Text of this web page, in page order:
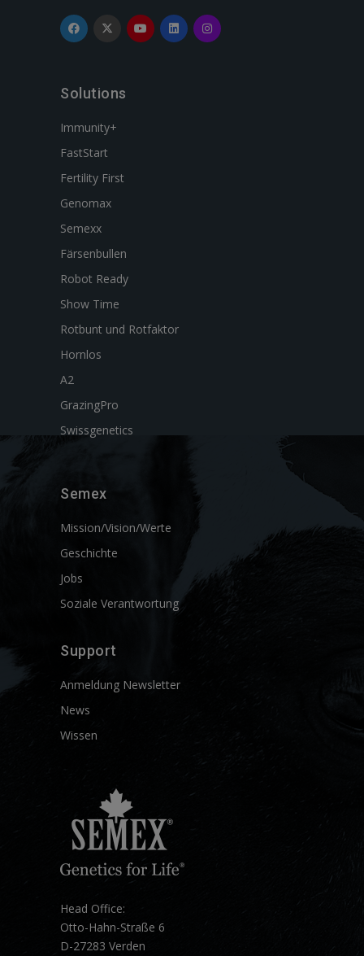
Solutions
Immunity+
FastStart
Fertility First
Genomax
Semexx
Färsenbullen
Robot Ready
Show Time
Rotbunt und Rotfaktor
Hornlos
A2
GrazingPro
Swissgenetics
Semex
Mission/Vision/Werte
Geschichte
Jobs
Soziale Verantwortung
Support
Anmeldung Newsletter
News
Wissen
Head Office:
Otto-Hahn-Straße 6
D-27283 Verden